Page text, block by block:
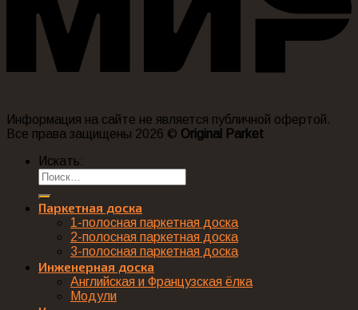
Информация на сайте не является публичной офертой.
Все права защищены 2026 © Original Parket
Искать:
Паркетная доска
1-полосная паркетная доска
2-полосная паркетная доска
3-полосная паркетная доска
Инженерная доска
Английская и Французская ёлка
Модули